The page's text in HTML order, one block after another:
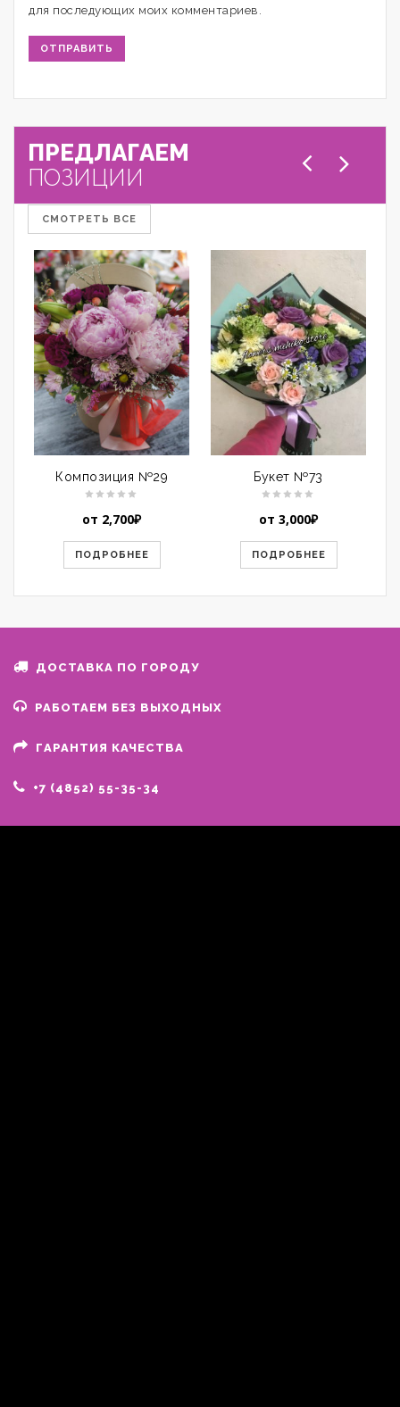
для последующих моих комментариев.
ПРЕДЛАГАЕМ
ПОЗИЦИИ
СМОТРЕТЬ ВСЕ
Композиция №29
от 2,700₽
ПОДРОБНЕЕ
Букет №73
от 3,000₽
ПОДРОБНЕЕ
ДОСТАВКА ПО ГОРОДУ
РАБОТАЕМ БЕЗ ВЫХОДНЫХ
ГАРАНТИЯ КАЧЕСТВА
+7 (4852) 55-35-34